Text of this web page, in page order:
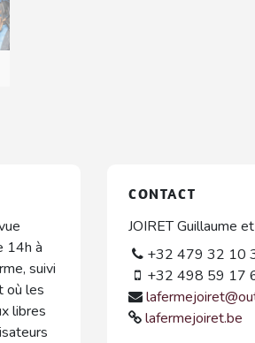
14h à
suivi
où les
libres
CONTACT
JOIRET Guillaume
+32 479 32 10
+32 498 59 17
lafermejoiret.be